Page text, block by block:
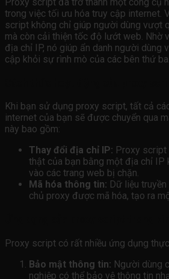
trong việc tối ưu hóa truy cập internet.
script không chỉ giúp người dùng vượt
mà còn cải thiện tốc độ lướt web. Nhờ
địa chỉ IP, nó giúp ẩn danh người dùng
cập khỏi sự rình mò của các bên thứ ba.
Khi bạn sử dụng proxy script, tất cả
internet của bạn sẽ được chuyển qua
này bao gồm:
Thay đổi địa chỉ IP: Proxy
thật của bạn bằng một địa chỉ IP
vào các trang web bị chặn.
Mã hóa thông tin: Dữ liệu
chủ proxy được mã hóa, tạo ra
Proxy script có rất nhiều ứng dụng
Bảo mật thông tin: Người dùng
nghiệp có thể bảo vệ thông tin